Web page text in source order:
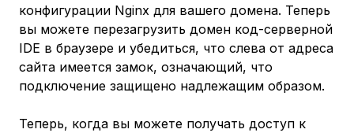
конфигурации Nginx для вашего домена. Теперь
вы можете перезагрузить домен код-серверной
IDE в браузере и убедиться, что слева от адреса
сайта имеется замок, означающий, что
подключение защищено надлежащим образом.
Теперь, когда вы можете получать доступ к